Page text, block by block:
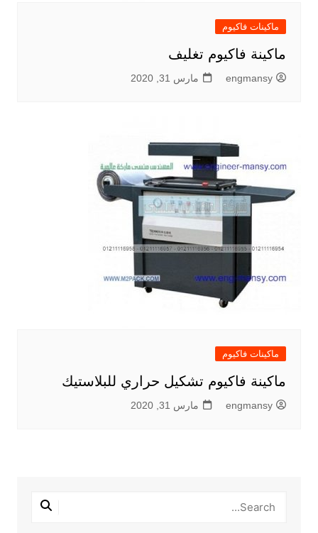
ماكينات فاكيوم
ماكينة فاكيوم تغليف
engmansy مارس 31, 2020
ماكينات فاكيوم
ماكينة فاكيوم تشكيل حراري للبلاستيك
engmansy مارس 31, 2020